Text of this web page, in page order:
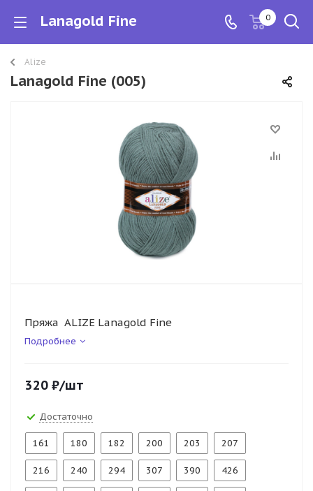
Lanagold Fine 0
Alize
Lanagold Fine (005)
Пряжа ALIZE Lanagold Fine
Подробнее
320 ₽/шт
Достаточно
161 180 182 200 203 207
216 240 294 307 390 426